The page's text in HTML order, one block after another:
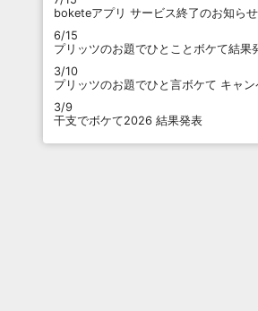
boketeアプリ サービス終了のお知らせ
6/15
プリッツのお題でひとことボケて結果
3/10
プリッツのお題でひと言ボケて キャン
3/9
干支でボケて2026 結果発表